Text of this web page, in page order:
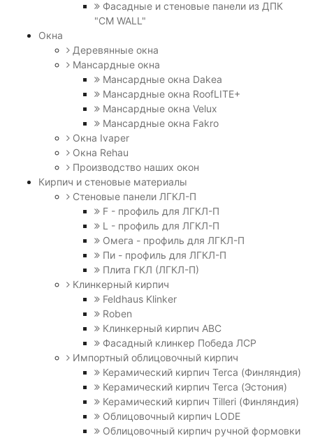
Фасадные и стеновые панели из ДПК
"CM WALL"
Окна
Деревянные окна
Мансардные окна
Мансардные окна Dakea
Мансардные окна RoofLITE+
Мансардные окна Velux
Мансардные окна Fakro
Окна Ivaper
Окна Rehau
Производство наших окон
Кирпич и стеновые материалы
Стеновые панели ЛГКЛ-П
F - профиль для ЛГКЛ-П
L - профиль для ЛГКЛ-П
Омега - профиль для ЛГКЛ-П
Пи - профиль для ЛГКЛ-П
Плита ГКЛ (ЛГКЛ-П)
Клинкерный кирпич
Feldhaus Klinker
Roben
Клинкерный кирпич ABC
Фасадный клинкер Победа ЛСР
Импортный облицовочный кирпич
Керамический кирпич Terca (Финляндия)
Керамический кирпич Terca (Эстония)
Керамический кирпич Tilleri (Финляндия)
Облицовочный кирпич LODE
Облицовочный кирпич ручной формовки